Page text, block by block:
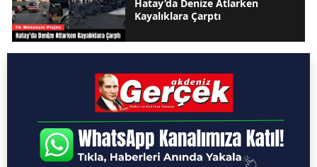
Hatay’da Denize Atlarken
Kayalıklara Çarptı